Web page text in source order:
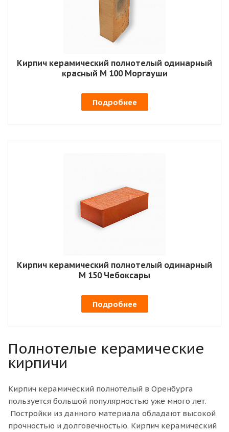
Кирпич керамический полнотелый одинарный
красный М 100 Моргауши
Подробнее
Кирпич керамический полнотелый одинарный
М 150 Чебоксары
Подробнее
Полнотелые керамические
кирпичи
Кирпич керамический полнотелый в Оренбурга
пользуется большой популярностью уже много лет.
Постройки из данного материала обладают высокой
прочностью и долговечностью. Кирпич керамический